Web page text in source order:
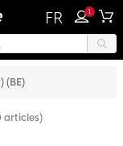
FR 1
(BE)
articles)